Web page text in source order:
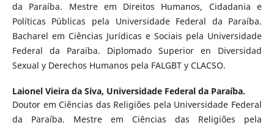
da Paraíba. Mestre em Direitos Humanos, Cidadania e
Políticas Públicas pela Universidade Federal da Paraíba.
Bacharel em Ciências Jurídicas e Sociais pela Universidade
Federal da Paraíba. Diplomado Superior en Diversidad
Sexual y Derechos Humanos pela FALGBT y CLACSO.
Laionel Vieira da Siva, Universidade Federal da Paraíba.
Doutor em Ciências das Religiões pela Universidade Federal
da Paraíba. Mestre em Ciências das Religiões pela